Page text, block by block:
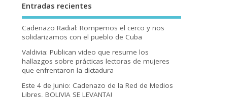
Entradas recientes
Cadenazo Radial: Rompemos el cerco y nos
solidarizamos con el pueblo de Cuba
Valdivia: Publican video que resume los
hallazgos sobre prácticas lectoras de mujeres
que enfrentaron la dictadura
Este 4 de Junio: Cadenazo de la Red de Medios
Libres, BOLIVIA SE LEVANTA!